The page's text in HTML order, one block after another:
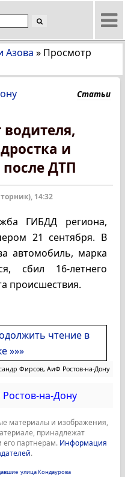
Азова » Просмотр
Статьи
и
ДТП
14:32
ГИБДД региона,
21 сентября. В
автомобиль, марка
сбил 16-летнего
происшествия.
чтение в
»»»
Фирсов, АиФ Ростов-на-Дону
на-Дону
материалы и изображения,
принадлежат
партнерам. Информация
.
улица Кондаурова